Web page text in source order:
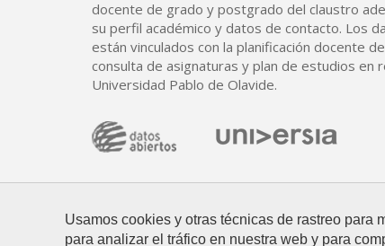
Usamos cookies y otras técnicas de rastreo para
para analizar el tráfico en nuestra web y para
docente de grado y postgrado del claustro
su perfil académico y datos de contacto. Los
están vinculados con la planificación docente
consulta de asignaturas y plan de estudios en
Universidad Pablo de Olavide.